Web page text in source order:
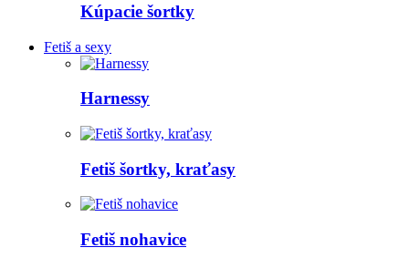
Kúpacie šortky
Fetiš a sexy
Harnessy
Fetiš šortky, kraťasy
Fetiš nohavice